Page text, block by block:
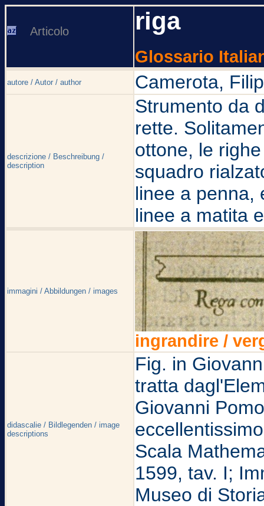
Articolo riga
Glossario
autore / Autor / author Camerota,
descrizione / Beschreibung /
description
Strumento da
rette.
ottone, le
squadro
linee a penna,
linee a matita
immagini / Abbildungen / images
ingrandire /
didascalie / Bildlegenden / image
descriptions
Fig. in
tratta
Giovanni
Scala
1599, tav. I;
Museo di